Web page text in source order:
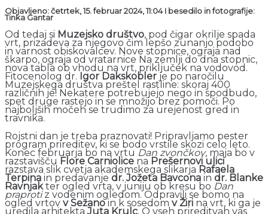
Objavljeno: četrtek, 15. februar 2024, 11:04 I besedilo in fotografije:
Tinka Gantar
Od tedaj si Muzejsko društvo, pod čigar okrilje spada
vrt, prizadeva za njegovo čim lepšo zunanjo podobo
in varnost obiskovalcev. Nove stopnice, ograja nad
škarpo, ograja od vratarnice Na zemlji do dna stopnic,
nova tabla ob vhodu na vrt, priključek na vodovod.
Fitocenolog dr. Igor Dakskobler je po naročilu
Muzejskega društva preštel rastline: skoraj 400
različnih je! Nekatere potrebujejo nego in spodbudo,
spet druge rastejo in se množijo brez pomoči. Po
najboljših močeh se trudimo za urejenost gred in
travnika.
Rojstni dan je treba praznovati! Pripravljamo pester
program prireditev, ki se bodo vrstile skozi celo leto.
Konec februarja bo na vrtu Dan zvončkov, maja bo v
razstavišču Flore Carniolice na Prešernovi ulici
razstava slik cvetja akademskega slikarja Rafaela
Terpina in predavanje dr. Jožeta Bavcona in dr. Blanke
Ravnjakter ogled vrta, v juniju ob kresu bo Dan
praprotiz vodenim ogledom. Odpravili se bomo na
ogled vrtov v Sežanoin k sosedom v Žiri na vrt, ki ga je
uredila arhitektaJuta Krulc. O vseh prireditvah vas